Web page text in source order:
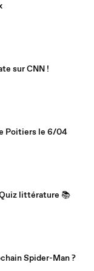
sur CNN !
Poitiers le 6/04
littérature 📚
Spider-Man ?